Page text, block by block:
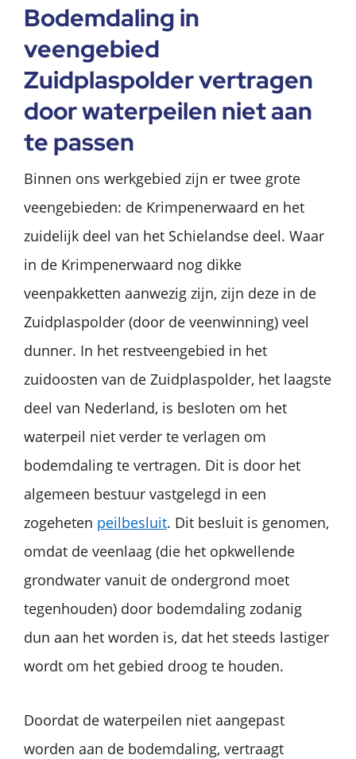
Bodemdaling in
veengebied
Zuidplaspolder vertragen
door waterpeilen niet aan
te passen
Binnen ons werkgebied zijn er twee grote
veengebieden: de Krimpenerwaard en het
zuidelijk deel van het Schielandse deel. Waar
in de Krimpenerwaard nog dikke
veenpakketten aanwezig zijn, zijn deze in de
Zuidplaspolder (door de veenwinning) veel
dunner. In het restveengebied in het
zuidoosten van de Zuidplaspolder, het laagste
deel van Nederland, is besloten om het
waterpeil niet verder te verlagen om
bodemdaling te vertragen. Dit is door het
algemeen bestuur vastgelegd in een
zogeheten peilbesluit. Dit besluit is genomen,
omdat de veenlaag (die het opkwellende
grondwater vanuit de ondergrond moet
tegenhouden) door bodemdaling zodanig
dun aan het worden is, dat het steeds lastiger
wordt om het gebied droog te houden.
Doordat de waterpeilen niet aangepast
worden aan de bodemdaling, vertraagt